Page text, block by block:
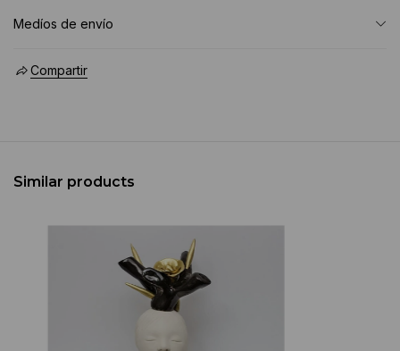
Medíos de envío
Compartir
Similar products